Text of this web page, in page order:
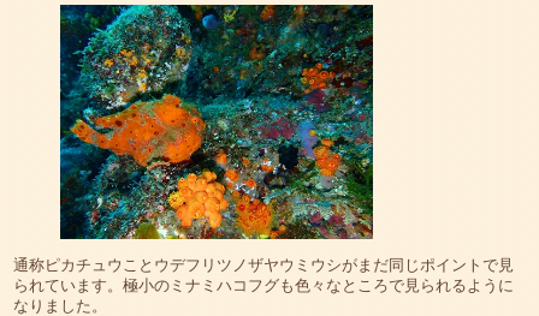
通称ピカチュウことウデフリツノザヤウミウシがまだ同じポイントで見
られています。極小のミナミハコフグも色々なところで見られるように
なりました。